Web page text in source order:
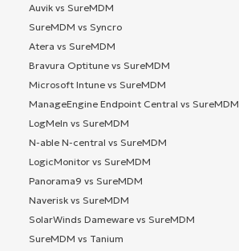
Auvik vs SureMDM
SureMDM vs Syncro
Atera vs SureMDM
Bravura Optitune vs SureMDM
Microsoft Intune vs SureMDM
ManageEngine Endpoint Central vs SureMDM
LogMeIn vs SureMDM
N-able N-central vs SureMDM
LogicMonitor vs SureMDM
Panorama9 vs SureMDM
Naverisk vs SureMDM
SolarWinds Dameware vs SureMDM
SureMDM vs Tanium